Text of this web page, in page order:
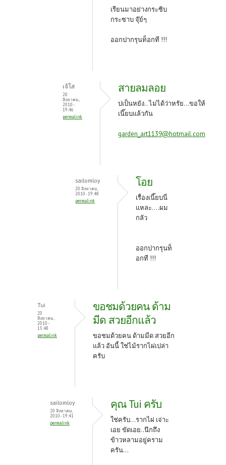
เรียนมาอย่างกระซิบ
กระซาบ จุ๊ย์ๆ
ออกปากรุนท็อกที !!!
เจ้โส
20
สิงหาคม,
2010 -
19:46
permalink
สายลมลอย
บ่เป็นหยัง.. ไม่ได้ว่าหรัย...ขอให้
เนี๊ยบแล้วกัน
garden_art1139@hotmail.com
sailomloy
20 สิงหาคม,
2010 - 19:48
permalink
โอย
เรื่องเนี๊ยบนี่
แหละ....ผม
กลัว
ออกปากรุนท็
อกที !!!
Tui
20
สิงหาคม,
2010 -
15:48
permalink
ขอชมด้วยคน ด้าม
มีด สวยอีกแล้ว
ขอชมด้วยคน ด้ามมีด สวยอีก
แล้ว อันนี้ ใช่ไม้รากไผ่เปล่า
ครับ
sailomloy
20 สิงหาคม,
2010 - 19:41
permalink
คุณ Tui ครับ
ใช่ครับ...รากไผ่ เจ่าะ
เอย ขัดเอย..นึกถึง
ข้าวหลามอยู่คราม
ครัน...